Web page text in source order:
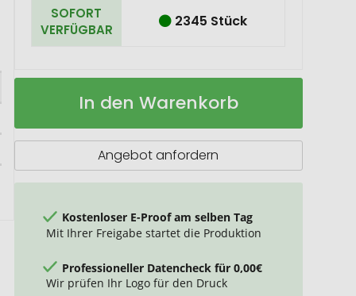
SOFORT
VERFÜGBAR
2345 Stück
Moderne
Flasche
Auf
In den Warenkorb
Angebot anfordern
Kostenloser E-Proof am selben Tag
Mit Ihrer Freigabe startet die Produktion
Professioneller Datencheck für 0,00€
Wir prüfen Ihr Logo für den Druck